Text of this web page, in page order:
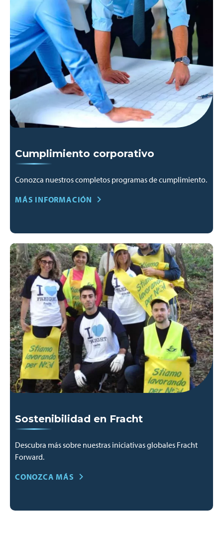
Cumplimiento corporativo
Conozca nuestros completos programas de cumplimiento.
MÁS INFORMACIÓN
Sostenibilidad en Fracht
Descubra más sobre nuestras iniciativas globales Fracht
Forward.
CONOZCA MÁS